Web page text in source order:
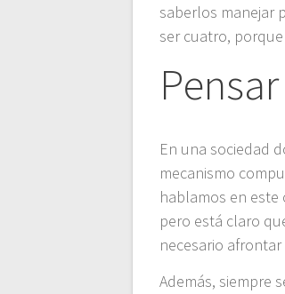
saberlos manejar
ser cuatro,
En una sociedad
mecanismo
hablamos en este
pero está claro
necesario
Además, siempre